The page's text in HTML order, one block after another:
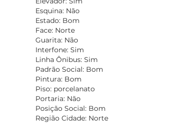
Esquina: Não
Estado: Bom
Face: Norte
Guarita: Não
Interfone: Sim
Linha Ônibus: Sim
Padrão Social: Bom
Pintura: Bom
Piso: porcelanato
Portaria: Não
Posição Social: Bom
Região Cidade: Norte